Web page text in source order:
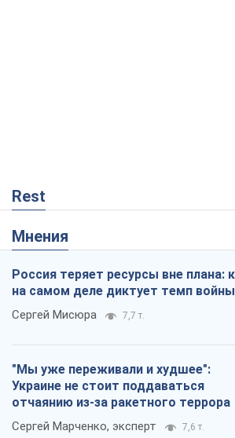
Rest
Мнения
Россия теряет ресурсы вне плана:
на самом деле диктует темп войны
Сергей Мисюра 7,7 т.
"Мы уже переживали и худшее":
Украине не стоит поддаваться
отчаянию из-за ракетного террора
Сергей Марченко, эксперт 7,6 т.